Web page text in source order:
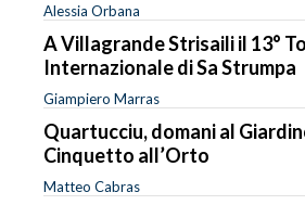
Alessia Orbana
A Villagrande Strisaili il 13°
Internazionale di Sa Strumpa
Giampiero Marras
Quartucciu, domani al
Cinquetto all’Orto
Matteo Cabras